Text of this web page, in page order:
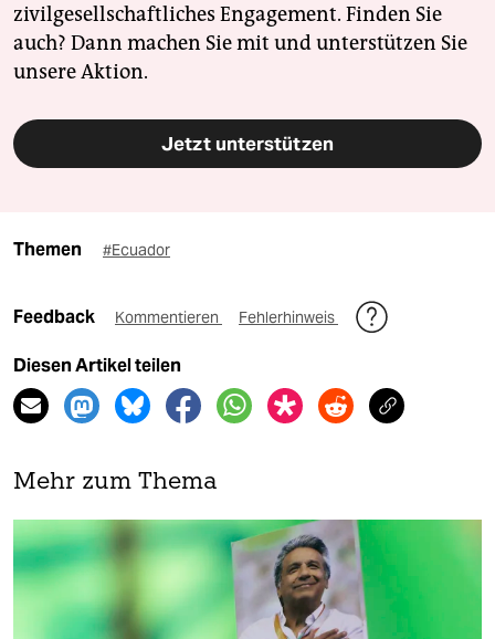
zivilgesellschaftliches Engagement. Finden Sie
auch? Dann machen Sie mit und unterstützen Sie
unsere Aktion.
Jetzt unterstützen
Themen #Ecuador
Feedback Kommentieren Fehlerhinweis
Diesen Artikel teilen
Mehr zum Thema